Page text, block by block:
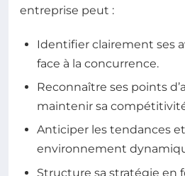
entreprise peut :
Identifier clairement ses
face à la concurrence.
Reconnaître ses points
maintenir sa
Anticiper les tendances
environnement
Structure sa stratégie en